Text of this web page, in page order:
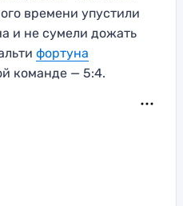
времени упустили
и не сумели дожать
фортуна
команде — 5:4.